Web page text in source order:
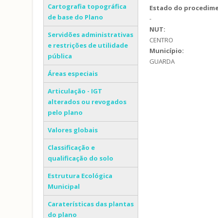
Cartografia topográfica
de base do Plano
Servidões administrativas
e restrições de utilidade
pública
Áreas especiais
Articulação - IGT
alterados ou revogados
pelo plano
Valores globais
Classificação e
qualificação do solo
Estrutura Ecológica
Municipal
Caraterísticas das plantas
do plano
Estado do
-
NUT:
CENTRO
Município:
GUARDA